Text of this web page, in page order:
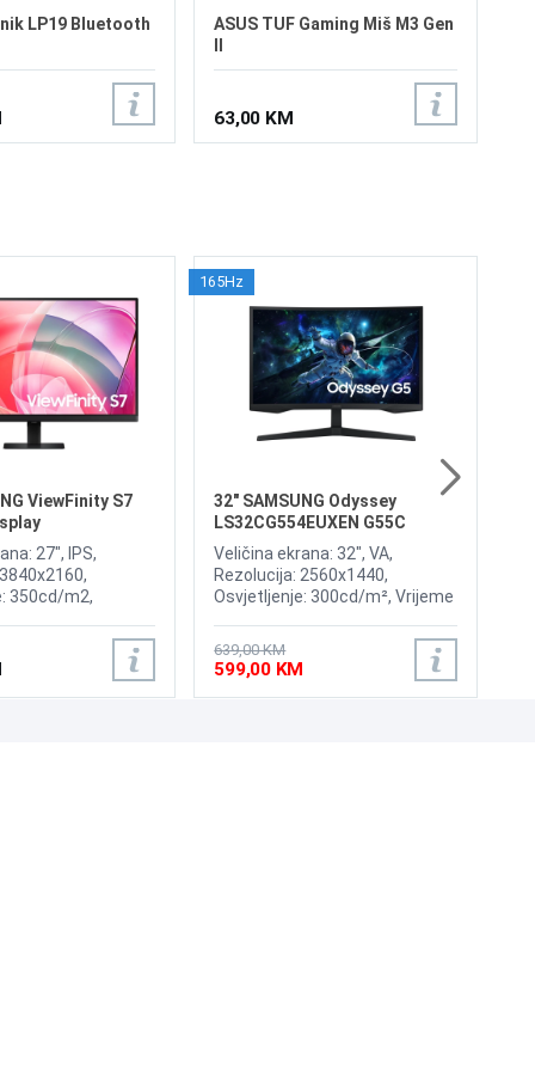
LP19 Bluetooth
ASUS TUF Gaming Miš M3 Gen
63,00 KM
ViewFinity S7
27", IPS,
350cd/m2,
odziva: 5ms,
Displayport
165Hz
32" SAMSUNG Odyssey
LS32CG554EUXEN G55C
165Hz Gaming Curved Display
Veličina ekrana: 32", VA,
Rezolucija: 2560x1440,
Osvjetljenje: 300cd/m², Vrijeme
165Hz, HDR10, AMD FreeSync
Premium Pro, 1000R Curvature,
Priključci: HDMI, DisplayPort
639,00 KM
599,00 KM